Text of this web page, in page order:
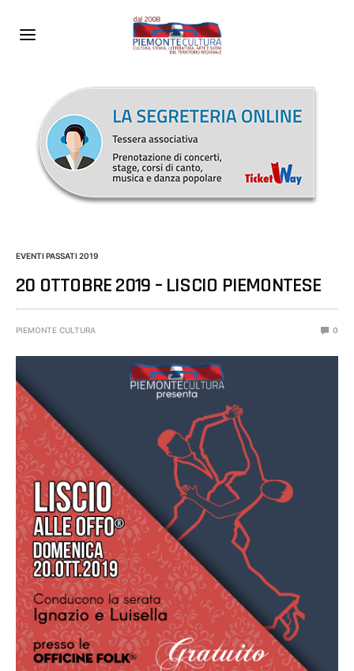
EVENTI PASSATI 2019
20 OTTOBRE 2019 – LISCIO PIEMONTESE
PIEMONTE CULTURA 0